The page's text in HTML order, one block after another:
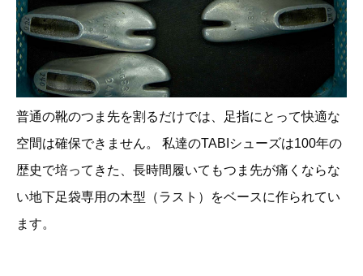
普通の靴のつま先を割るだけでは、足指にとって快適な
空間は確保できません。 私達のTABIシューズは100年の
歴史で培ってきた、長時間履いてもつま先が痛くならな
い地下足袋専用の木型（ラスト）をベースに作られてい
ます。